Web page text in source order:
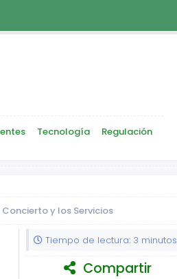
Tecnología
Regulación
y los Servicios
Tiempo de lectura: 3 minutos
Compartir